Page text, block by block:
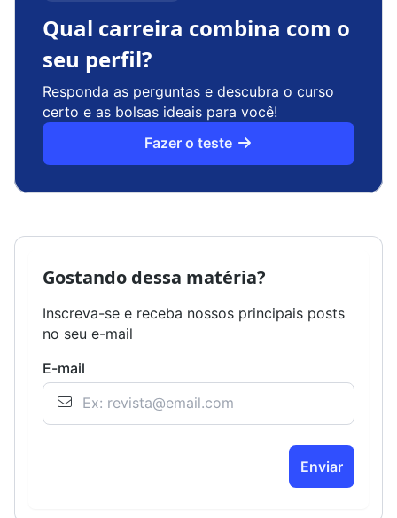
Qual carreira combina com o
seu perfil?
Responda as perguntas e descubra o curso
certo e as bolsas ideais para você!
Fazer o teste
Gostando dessa matéria?
Inscreva-se e receba nossos principais posts
no seu e-mail
E-mail
Enviar